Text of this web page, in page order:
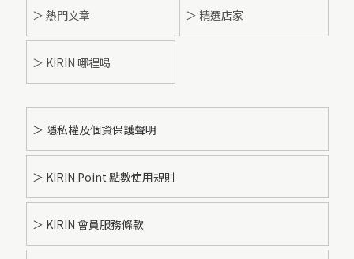
＞ 熱門文章 ＞ 精選店家
＞ KIRIN 哪裡喝
＞ 隱私權及個資保護聲明
＞ KIRIN Point 點數使用規則
＞ KIRIN 會員服務條款